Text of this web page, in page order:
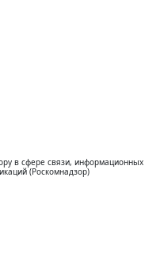
в сфере связи, информационных
(Роскомнадзор)